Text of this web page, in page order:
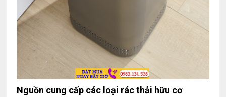
Nguồn cung cấp các loại rác thải hữu cơ